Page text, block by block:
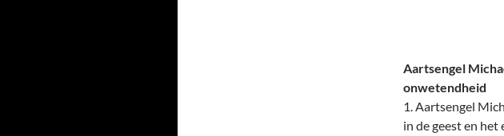
Aartsengel
onwetendheid
1. Aartsengel
in de geest en